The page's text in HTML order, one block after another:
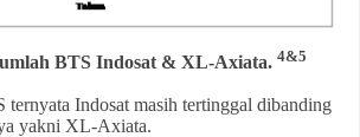
BTS Indosat & XL-Axiata. 4&5
Indosat masih tertinggal dibanding
yakni XL-Axiata.